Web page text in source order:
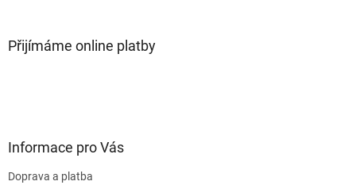
Přijímáme online platby
Informace pro Vás
Doprava a platba